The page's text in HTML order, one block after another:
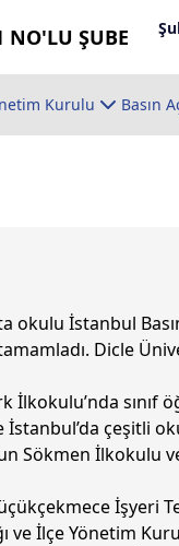
NO'LU ŞUBE
Kurulu Basın
İstanbul
Dicle
sınıf
İstanbul’da çeşitli
Sökmen İlkokulu
İşyeri
ve İlçe Yönetim